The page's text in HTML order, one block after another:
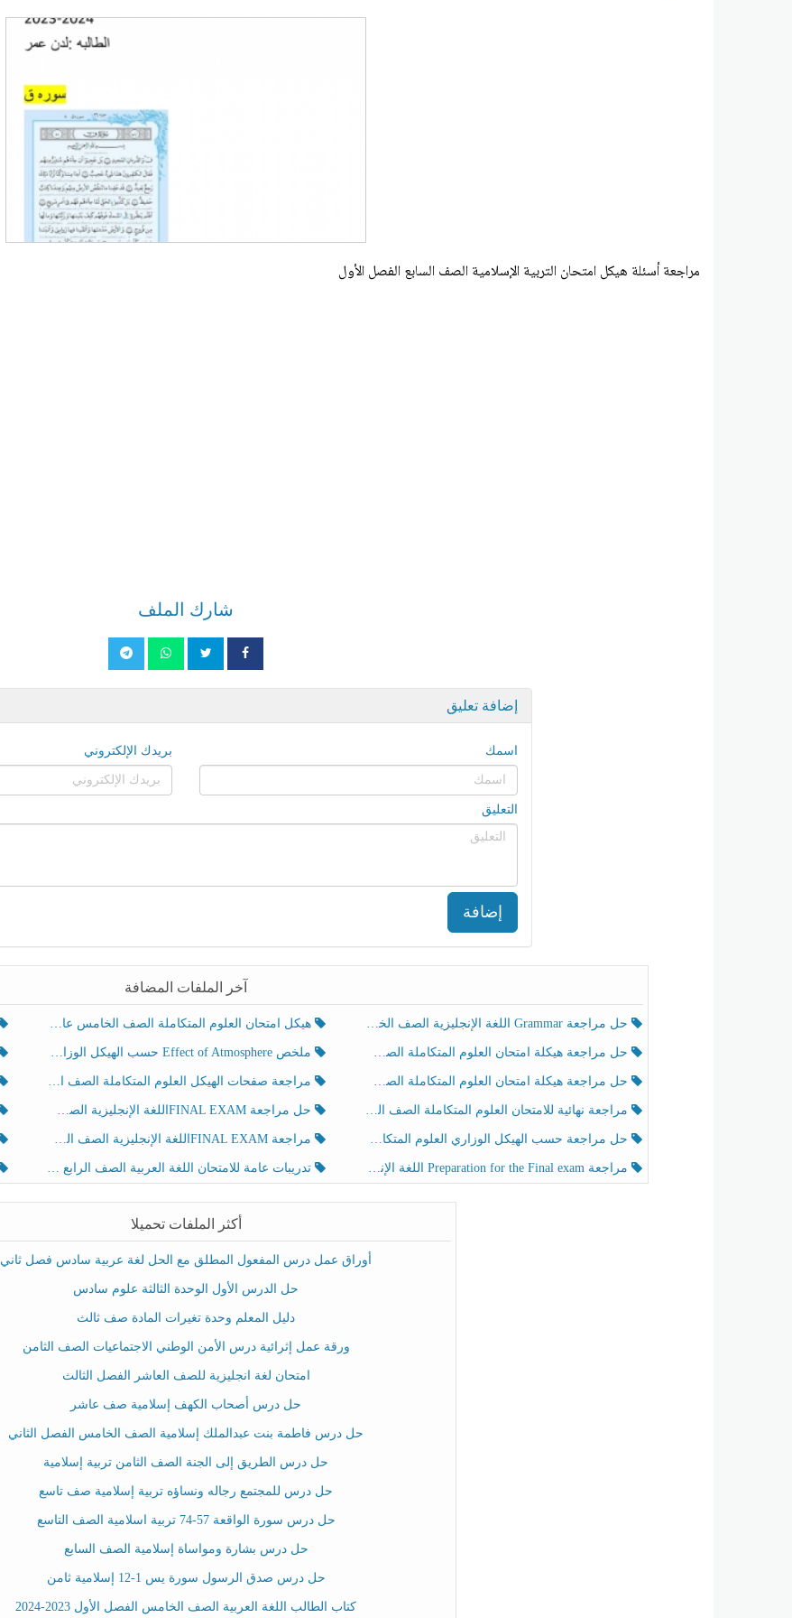
مراجعة أسئلة هيكل امتحان التربية الإسلامية الصف السابع الفصل الأول
شارك الملف
إضافة تعليق
اسمك بريدك الإلكتروني
التعليق
إضافة
آخر الملفات المضافة
حل مراجعة Grammar اللغة الإنجليزية الصف الخامس الفصل الثالث هيكل امتحان العلوم المتكاملة الصف الخامس عام الفصل الدراسي الثالث 2025-2026
حل مراجعة هيكلة امتحان العلوم المتكاملة الصف الخامس انسبير الفصل الثالث ملخص Effect of Atmosphere حسب الهيكل الوزاري العلوم المتكاملة الصف الخامس انسبير الفصل الثالث
حل مراجعة هيكلة امتحان العلوم المتكاملة الصف الخامس عام الفصل الثالث مراجعة صفحات الهيكل العلوم المتكاملة الصف الخامس انسبير الفصل الثالث
مراجعة نهائية للامتحان العلوم المتكاملة الصف الخامس انسبير الفصل الثالث حل مراجعة FINAL EXAMاللغة الإنجليزية الصف الخامس الفصل الثالث
حل مراجعة حسب الهيكل الوزاري العلوم المتكاملة الصف الخامس عام الفصل الثالث مراجعة FINAL EXAMاللغة الإنجليزية الصف الخامس الفصل الثالث
مراجعة Preparation for the Final exam اللغة الإنجليزية الصف الرابع الفصل الثالث تدريبات عامة للامتحان اللغة العربية الصف الرابع الفصل الثالث
أكثر الملفات تحميلا
أوراق عمل درس المفعول المطلق مع الحل لغة عربية سادس فصل ثاني
حل الدرس الأول الوحدة الثالثة علوم سادس
دليل المعلم وحدة تغيرات المادة صف ثالث
ورقة عمل إثرائية درس الأمن الوطني الاجتماعيات الصف الثامن
امتحان لغة انجليزية للصف العاشر الفصل الثالث
حل درس أصحاب الكهف إسلامية صف عاشر
حل درس فاطمة بنت عبدالملك إسلامية الصف الخامس الفصل الثاني
حل درس الطريق إلى الجنة الصف الثامن تربية إسلامية
حل درس للمجتمع رجاله ونساؤه تربية إسلامية صف تاسع
حل درس سورة الواقعة 57-74 تربية اسلامية الصف التاسع
حل درس بشارة ومواساة إسلامية الصف السابع
حل درس صدق الرسول سورة يس 1-12 إسلامية ثامن
كتاب الطالب اللغة العربية الصف الخامس الفصل الأول 2023-2024